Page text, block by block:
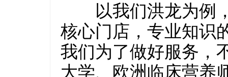
以我们洪龙为例，
核心门店，专业知识
我们为了做好服务，
大学、欧洲临床营养